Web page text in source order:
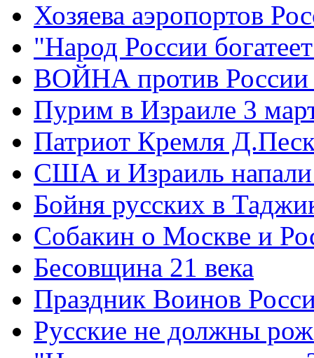
Хозяева аэропортов
"Народ России
ВОЙНА против России
Пурим в Израиле 3
Патриот Кремля
США и Израиль
Бойня русских в
Собакин о Москве и
Бесовщина 21 века
Праздник Воинов
Русские не должны